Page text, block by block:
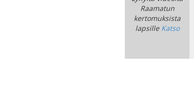
Raamatun
kertomuksista
lapsille Katso